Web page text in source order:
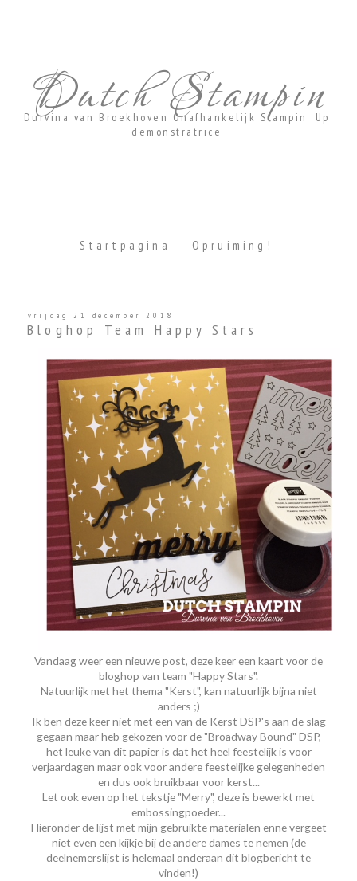
Dutch Stampin
Durvina van Broekhoven Onafhankelijk Stampin 'Up
demonstratrice
Startpagina Opruiming!
vrijdag 21 december 2018
Bloghop Team Happy Stars
Vandaag weer een nieuwe post, deze keer een kaart voor de
bloghop van team "Happy Stars".
Natuurlijk met het thema "Kerst", kan natuurlijk bijna niet
anders ;)
Ik ben deze keer niet met een van de Kerst DSP's aan de slag
gegaan maar heb gekozen voor de "Broadway Bound" DSP,
het leuke van dit papier is dat het heel feestelijk is voor
verjaardagen maar ook voor andere feestelijke gelegenheden
en dus ook bruikbaar voor kerst...
Let ook even op het tekstje "Merry", deze is bewerkt met
embossingpoeder...
Hieronder de lijst met mijn gebruikte materialen enne vergeet
niet even een kijkje bij de andere dames te nemen (de
deelnemerslijst is helemaal onderaan dit blogbericht te
vinden!)